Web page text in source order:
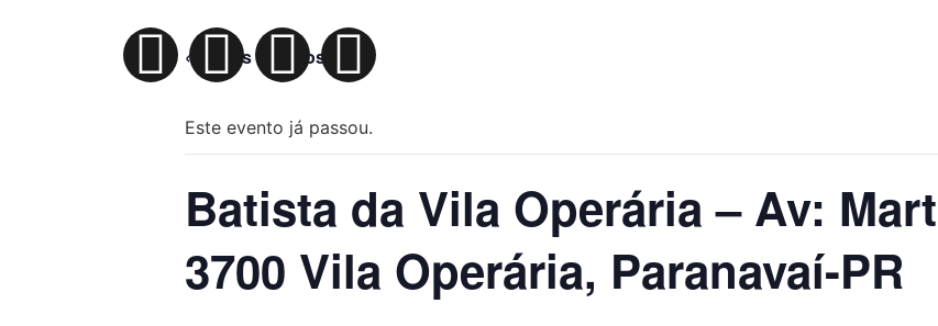
« Todos Eventos
Este evento já passou.
Batista da Vila Operária – Av:
3700 Vila Operária, Paranavaí-PR